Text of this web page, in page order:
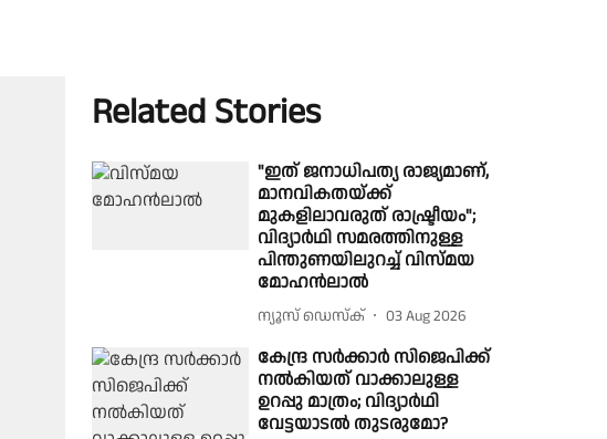
Related Stories
"ഇത് ജനാധിപത്യ രാജ്യമാണ്,
മാനവികതയ്ക്ക്
മുകളിലാവരുത് രാഷ്ട്രീയം";
വിദ്യാർഥി സമരത്തിനുള്ള
പിന്തുണയിലുറച്ച് വിസ്മയ
മോഹൻലാൽ
ന്യൂസ് ഡെസ്ക് 03 Aug 2026
കേന്ദ്ര സര്‍ക്കാര്‍ സിജെപിക്ക്
നല്‍കിയത് വാക്കാലുള്ള
ഉറപ്പു മാത്രം; വിദ്യാർഥി
വേട്ടയാടൽ തുടരുമോ​​​?